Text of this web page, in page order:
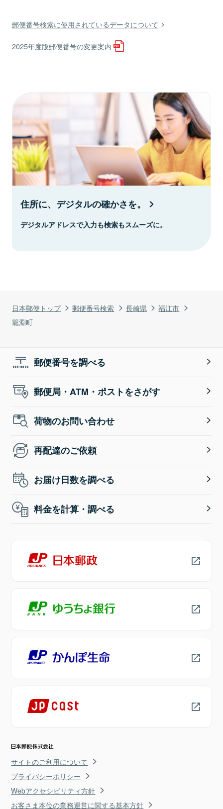
日本郵便トップ 郵便番号検索 長崎県
福江市
籠淵町
郵便番号検索に使用されているデータについて
2025年度版郵便番号の変更案内
住所に、デジタルの確かさを。
デジタルアドレスで入力も検索もスムーズに。
郵便番号を調べる
郵便局・ATM・ポストをさがす
荷物のお問い合わせ
再配達のご依頼
お届け日数を調べる
料金を計算・調べる
サイトのご利用について
プライバシーポリシー
Webアクセシビリティ方針
お客さま本位の業務運営に関する基本方針